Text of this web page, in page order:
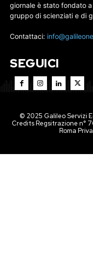
giornale è stato fondato
gruppo di scienziati e di
Contattaci:
SEGUICI
© 2025 Galileo Servizi
Credits Regsitrazione n°
Roma